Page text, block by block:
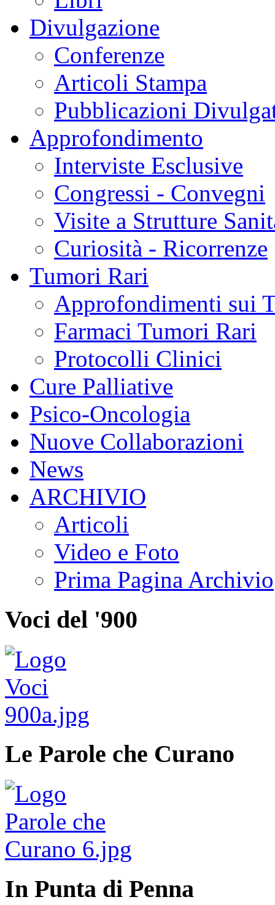
Divulgazione
Conferenze
Articoli Stampa
Pubblicazioni
Approfondimento
Interviste Esclusive
Congressi - Convegni
Visite a Strutture
Curiosità - Ricorrenze
Tumori Rari
Approfondimenti sui
Farmaci Tumori Rari
Protocolli Clinici
Cure Palliative
Psico-Oncologia
Nuove Collaborazioni
News
ARCHIVIO
Articoli
Video e Foto
Prima Pagina Archivio
Voci del '900
Le Parole che Curano
In Punta di Penna